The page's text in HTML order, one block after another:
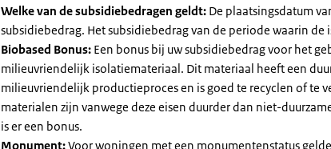
Welke van de subsidiebedragen geldt: De plaatsingsdatum
subsidiebedrag. Het subsidiebedrag van de periode waarin de
Biobased Bonus: Een bonus bij uw subsidiebedrag voor het
milieuvriendelijk isolatiemateriaal. Dit materiaal heeft een
milieuvriendelijk productieproces en is goed te recyclen of te
materialen zijn vanwege deze eisen duurder dan niet-
is er een bonus.
Monument:Voor woningen met een monumentenstatus